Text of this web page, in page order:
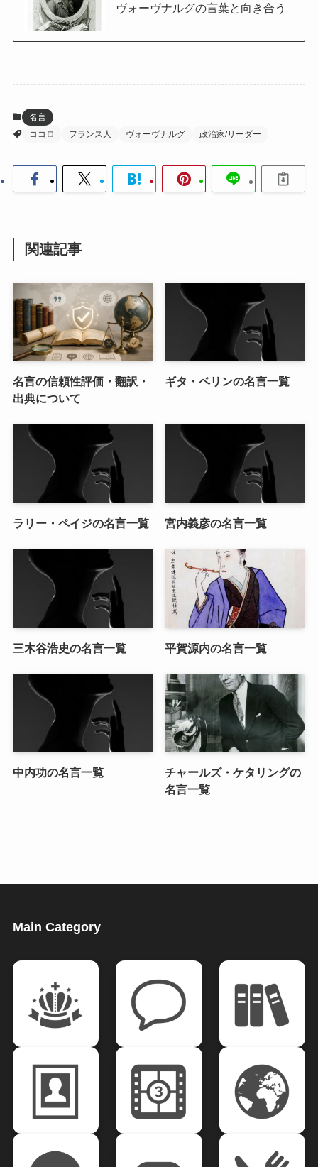
ヴォーヴナルグの言葉と向き合う
名言
ココロ
フランス人 ヴォーヴナルグ 政治家/リーダー
関連記事
名言の信頼性評価・翻訳・
出典について
ギタ・ベリンの名言一覧
ラリー・ペイジの名言一覧 宮内義彦の名言一覧
三木谷浩史の名言一覧 平賀源内の名言一覧
中内功の名言一覧
チャールズ・ケタリングの
名言一覧
Main Category